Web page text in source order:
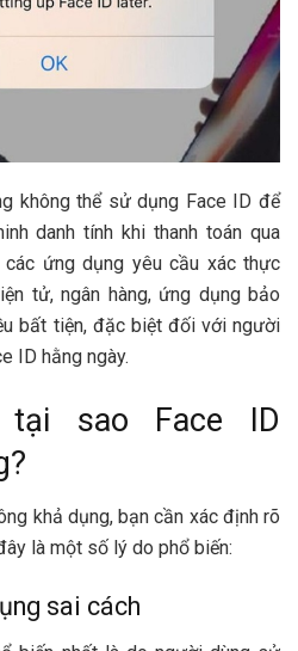
không thể sử dụng Face ID để
danh tính khi thanh toán qua
ứng dụng yêu cầu xác thực
tử, ngân hàng, ứng dụng bảo
bất tiện, đặc biệt đối với người
ID hằng ngày.
tại sao Face ID
khả dụng, bạn cần xác định rõ
là một số lý do phổ biến:
sai cách